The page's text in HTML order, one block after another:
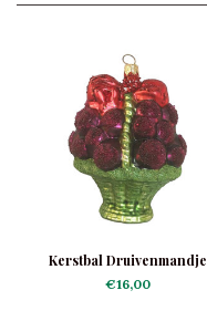
Kerstbal Druivenmandje
€16,00